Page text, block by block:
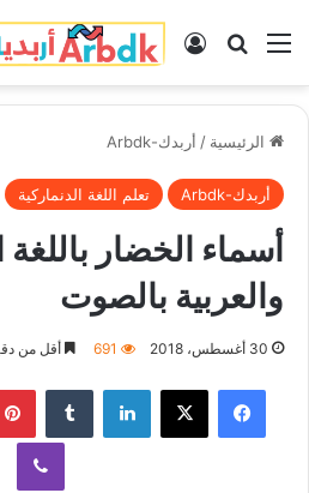
القائمة بحث عنتسجيل الدخول
الرئيسية / أربدك-Arbdk
أربدك-Arbdk تعلم اللغة الدنماركية
أسماء الخضار باللغة
والعربية بالصوت
30 أغسطس، 2018 691 أقل من
فيسبوك لينكدإن
ڤايبر